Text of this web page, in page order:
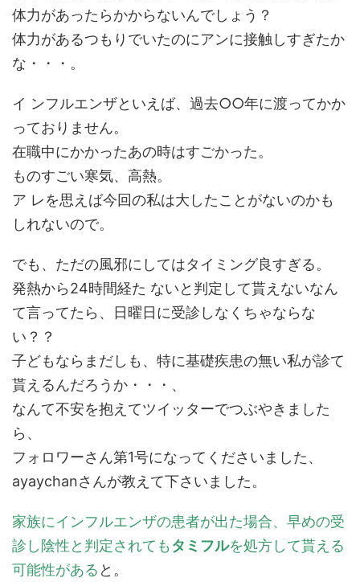
体力があったらかからないんでしょう？
体力があるつもりでいたのにアンに接触しすぎたか
な・・・。
イ ンフルエンザといえば、過去○○年に渡ってかか
っておりません。
在職中にかかったあの時はすごかった。
ものすごい寒気、高熱。
ア レを思えば今回の私は大したことがないのかも
しれないので。
でも、ただの風邪にしてはタイミング良すぎる。
発熱から24時間経た ないと判定して貰えないなん
て言ってたら、日曜日に受診しなくちゃならな
い？？
子どもならまだしも、特に基礎疾患の無い私が診て
貰えるんだろうか・・・、
なんて不安を抱えてツイッターでつぶやきました
ら、
フォロワーさん第1号になってくださいました、
ayaychanさんが教えて下さいました。
家族にインフルエンザの患者が出た場合、早めの受
診し陰性と判定されても タミフルを処方して貰える
可能性がある と。